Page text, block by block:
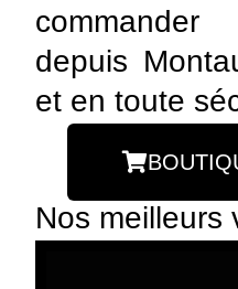
depuis
et en toute
Nos meilleurs